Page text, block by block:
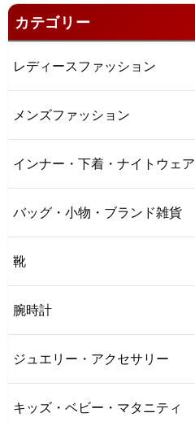
カテゴリー
レディースファッション
メンズファッション
インナー・下着・ナイトウェア
バッグ・小物・ブランド雑貨
靴
腕時計
ジュエリー・アクセサリー
キッズ・ベビー・マタニティ